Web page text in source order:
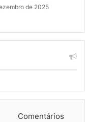
de 2025
Comentários